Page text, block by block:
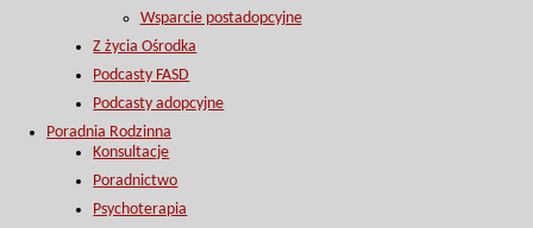
Wsparcie postadopcyjne
Z życia Ośrodka
Podcasty FASD
Podcasty adopcyjne
Poradnia Rodzinna
Konsultacje
Poradnictwo
Psychoterapia